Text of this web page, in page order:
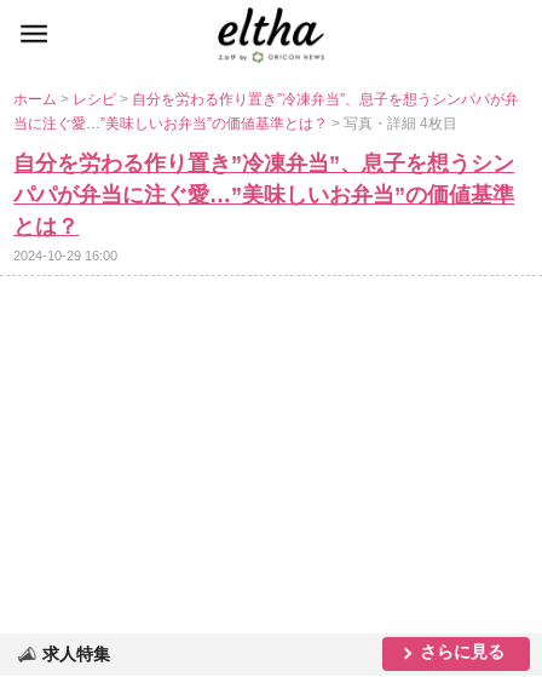
ホーム> レシピ> 自分を労わる作り置き”冷凍弁当”、息子を想うシンパパが弁
当に注ぐ愛…”美味しいお弁当”の価値基準とは？> 写真・詳細 4枚目
自分を労わる作り置き”冷凍弁当”、息子を想うシン
パパが弁当に注ぐ愛…”美味しいお弁当”の価値基準
とは？
2024-10-29 16:00
求人特集 さらに見る